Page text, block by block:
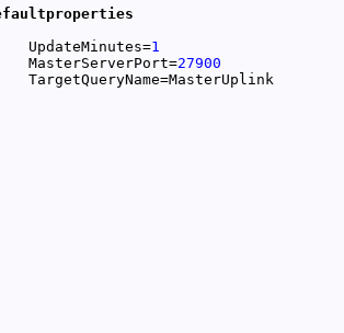
UpdateMinutes=
1
MasterServerPort=
27900